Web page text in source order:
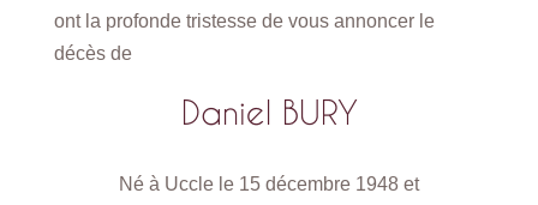
ont la profonde tristesse de vous annoncer le
décès de
Daniel BURY
Né à Uccle le 15 décembre 1948 et